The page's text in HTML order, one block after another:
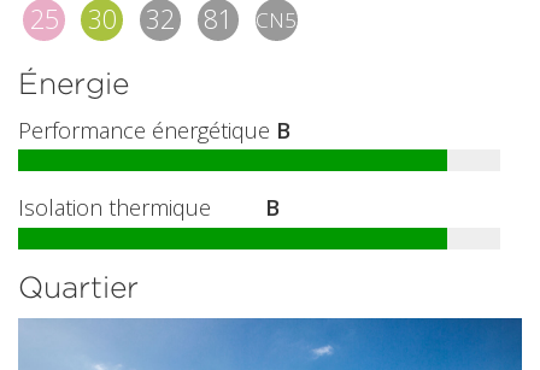
25 30 32 81 CN5
Énergie
Performance énergétique B
Isolation thermique B
Quartier